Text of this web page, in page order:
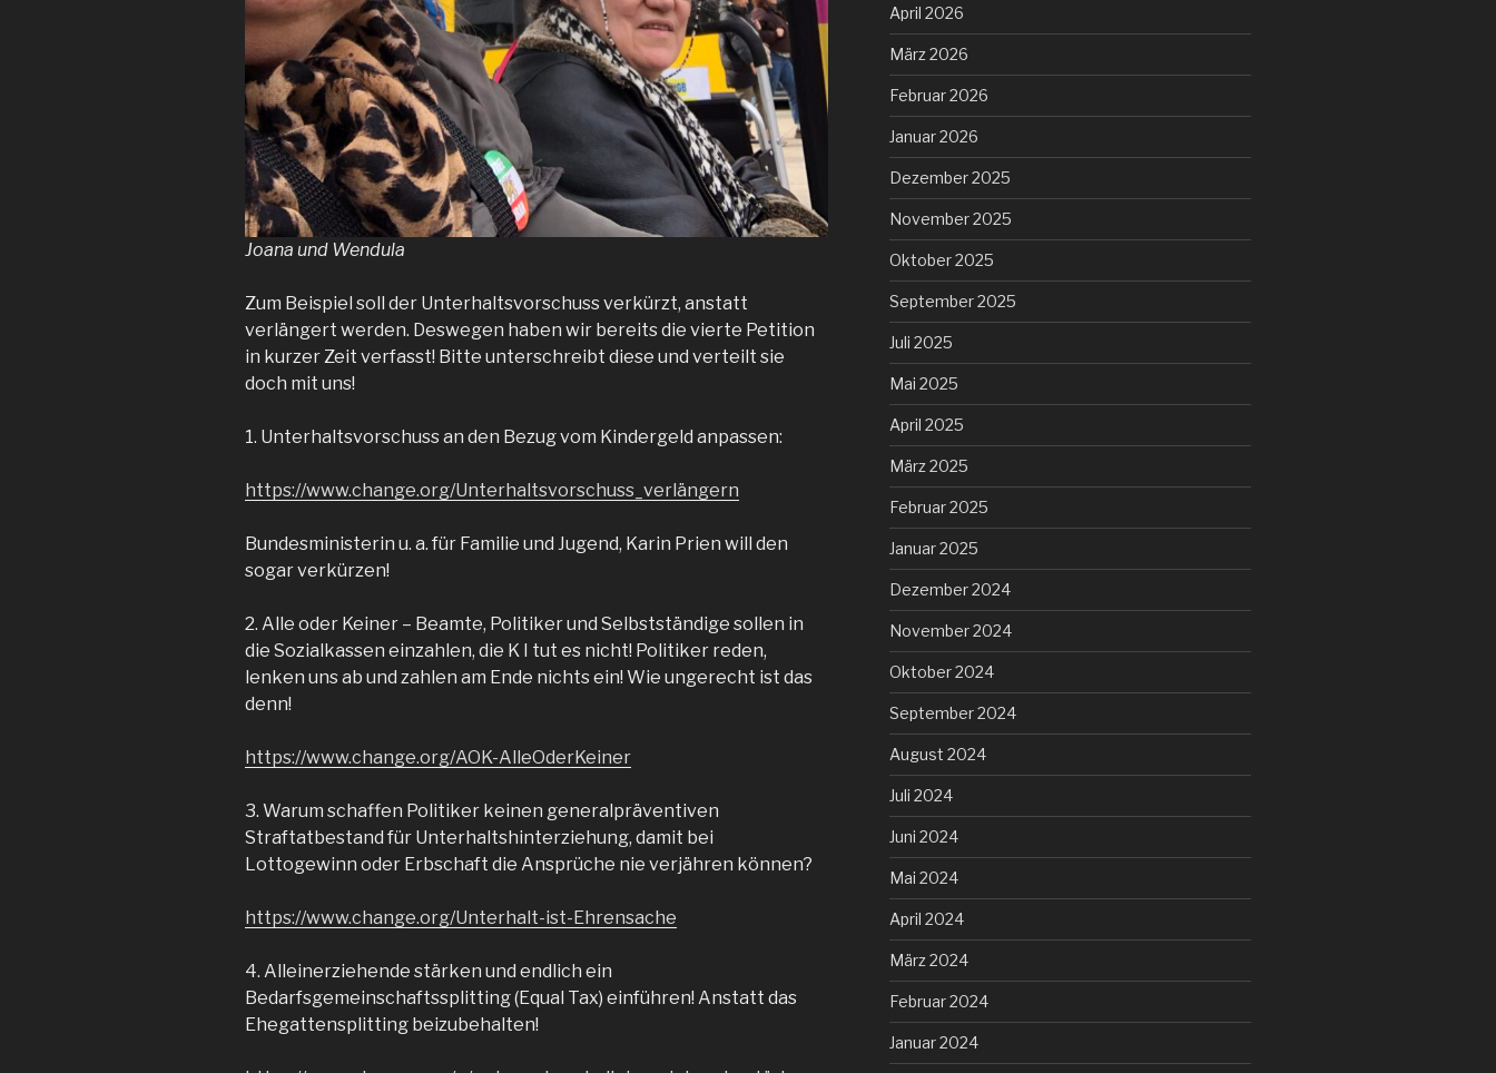
Joana und Wendula
Zum Beispiel soll der Unterhaltsvorschuss verkürzt, anstatt
verlängert werden. Deswegen haben wir bereits die vierte Petition
in kurzer Zeit verfasst! Bitte unterschreibt diese und verteilt sie
doch mit uns!
1. Unterhaltsvorschuss an den Bezug vom Kindergeld anpassen:
https://www.change.org/Unterhaltsvorschuss_verlängern
Bundesministerin u. a. für Familie und Jugend, Karin Prien will den
sogar verkürzen!
2. Alle oder Keiner – Beamte, Politiker und Selbstständige sollen in
die Sozialkassen einzahlen, die K I tut es nicht! Politiker reden,
lenken uns ab und zahlen am Ende nichts ein! Wie ungerecht ist das
denn!
https://www.change.org/AOK-AlleOderKeiner
3. Warum schaffen Politiker keinen generalpräventiven
Straftatbestand für Unterhaltshinterziehung, damit bei
Lottogewinn oder Erbschaft die Ansprüche nie verjähren können?
https://www.change.org/Unterhalt-ist-Ehrensache
4. Alleinerziehende stärken und endlich ein
Bedarfsgemeinschaftssplitting (Equal Tax) einführen! Anstatt das
Ehegattensplitting beizubehalten!
April 2026
März 2026
Februar 2026
Januar 2026
Dezember 2025
November 2025
Oktober 2025
September 2025
Juli 2025
Mai 2025
April 2025
März 2025
Februar 2025
Januar 2025
Dezember 2024
November 2024
Oktober 2024
September 2024
August 2024
Juli 2024
Juni 2024
Mai 2024
April 2024
März 2024
Februar 2024
Januar 2024